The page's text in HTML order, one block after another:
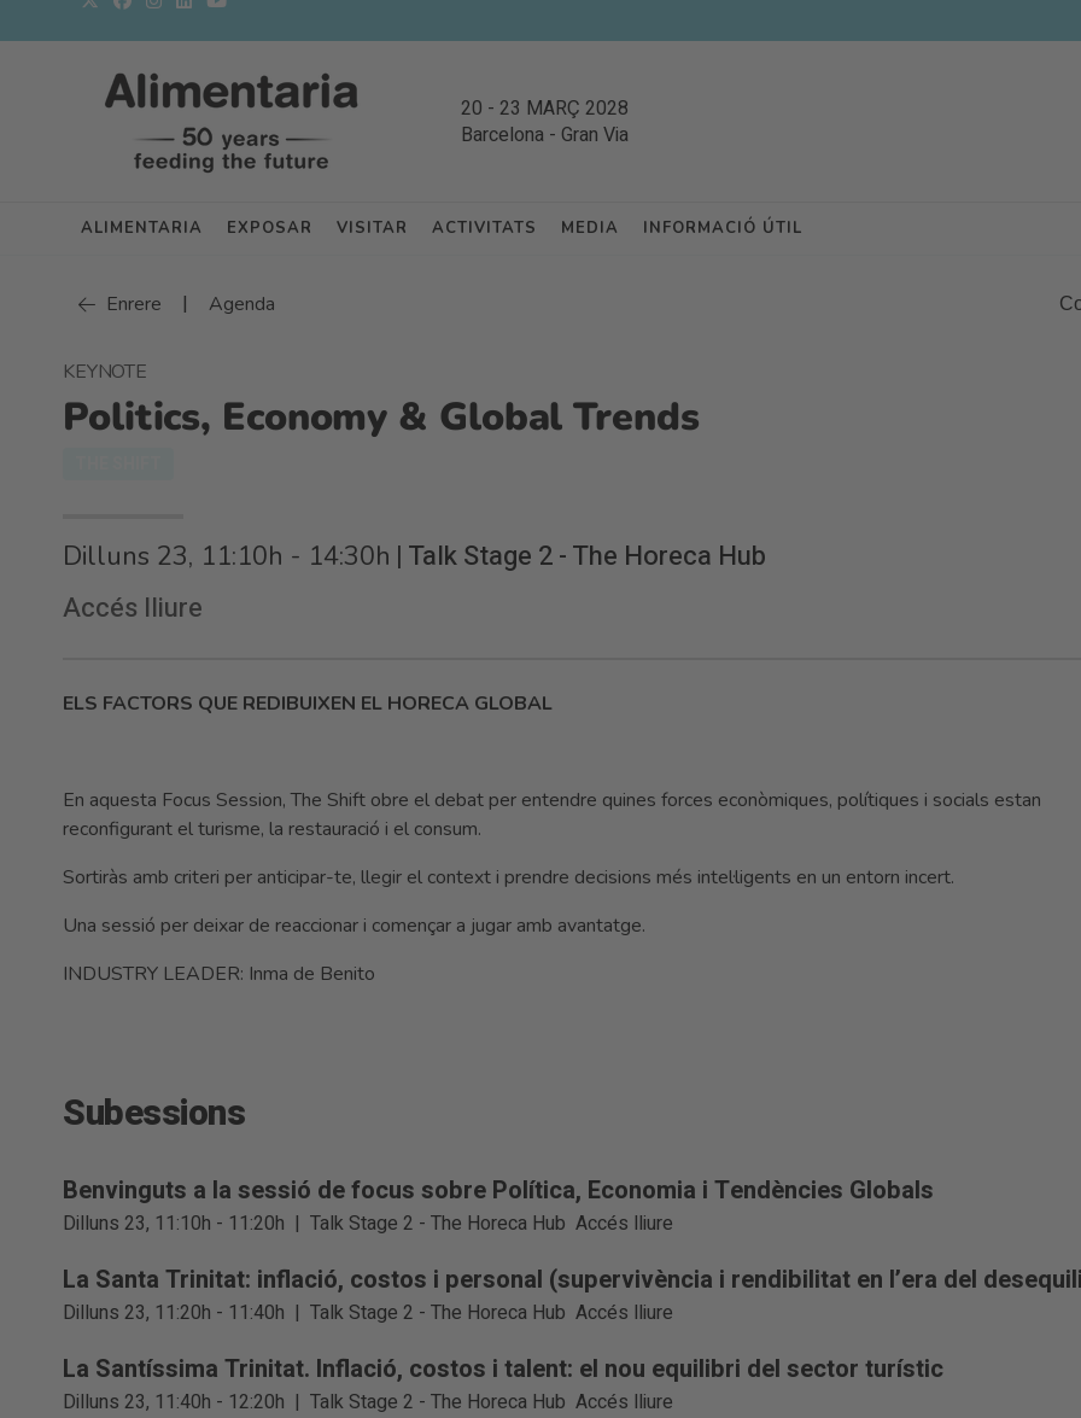
20 - 23 MARÇ 2028
Barcelona - Gran Via
ALIMENTARIA EXPOSAR VISITAR ACTIVITATS MEDIA INFORMACIÓ ÚTIL
Enrere | Agenda
KEYNOTE
Politics, Economy & Global Trends
Dilluns 23, 11:10h - 14:30h | Talk Stage 2 - The Horeca Hub
Accés lliure
ELS FACTORS QUE REDIBUIXEN EL HORECA GLOBAL
En aquesta Focus Session, The Shift obre el debat per entendre quines forces econòmiques, polítiques i socials estan
reconfigurant el turisme, la restauració i el consum.
Sortiràs amb criteri per anticipar-te, llegir el context i prendre decisions més intel·ligents en un entorn incert.
Una sessió per deixar de reaccionar i començar a jugar amb avantatge.
INDUSTRY LEADER: Inma de Benito
Subessions
Benvinguts a la sessió de focus sobre Política, Economia i Tendències Globals
Dilluns 23, 11:10h - 11:20h | Talk Stage 2 - The Horeca Hub Accés lliure
La Santa Trinitat: inflació, costos i personal (supervivència i rendibilitat en l’era del
Dilluns 23, 11:20h - 11:40h | Talk Stage 2 - The Horeca Hub Accés lliure
La Santíssima Trinitat. Inflació, costos i talent: el nou equilibri del sector turístic
Dilluns 23, 11:40h - 12:20h | Talk Stage 2 - The Horeca Hub Accés lliure